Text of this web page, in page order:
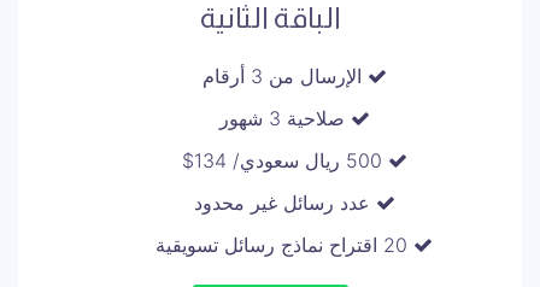
الباقة الثانية
الإرسال من 3 أرقام
صلاحية 3 شهور
عدد رسائل غير محدود